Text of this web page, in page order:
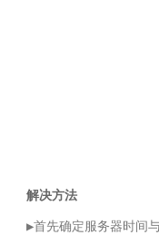
解决方法
▶首先确定服务器时间